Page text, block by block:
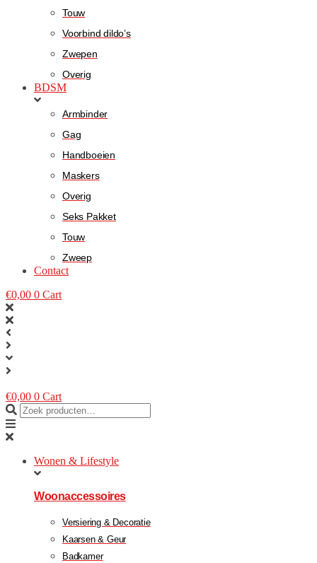
Touw
Voorbind dildo’s
Zwepen
Overig
BDSM
Armbinder
Gag
Handboeien
Maskers
Overig
Seks Pakket
Touw
Zweep
Contact
€0,00 0 Cart
€0,00 0 Cart
Wonen & Lifestyle
Woonaccessoires
Versiering & Decoratie
Kaarsen & Geur
Badkamer